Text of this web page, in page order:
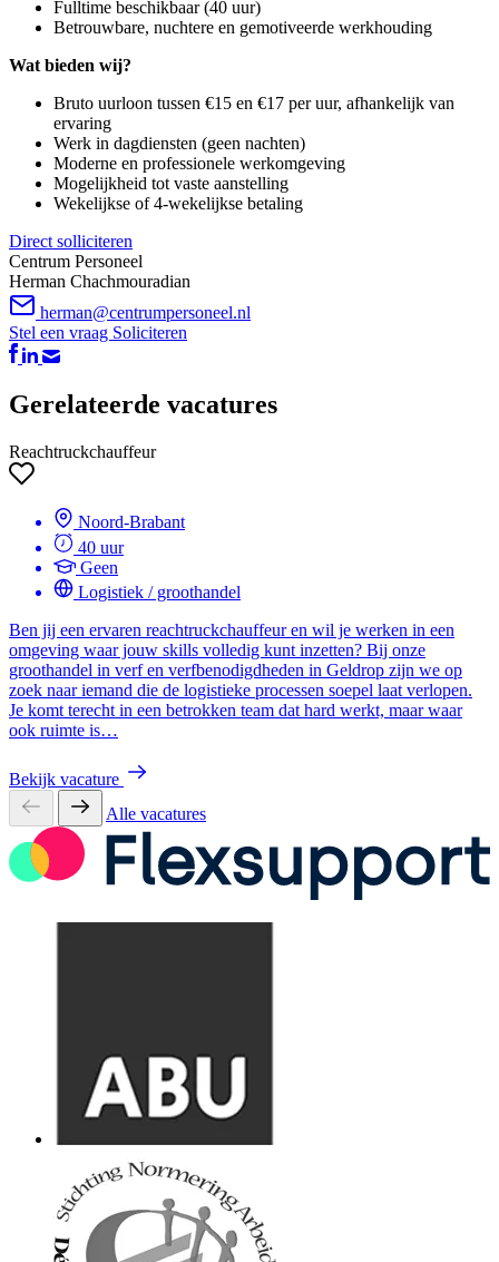
Fulltime beschikbaar (40 uur)
Betrouwbare, nuchtere en gemotiveerde werkhouding
Wat bieden wij?
Bruto uurloon tussen €15 en €17 per uur, afhankelijk van
ervaring
Werk in dagdiensten (geen nachten)
Moderne en professionele werkomgeving
Mogelijkheid tot vaste aanstelling
Wekelijkse of 4-wekelijkse betaling
Direct solliciteren
Centrum Personeel
Herman Chachmouradian
herman@centrumpersoneel.nl
Stel een vraag Soliciteren
Gerelateerde vacatures
Reachtruckchauffeur
Noord-Brabant
40 uur
Geen
Logistiek / groothandel
Ben jij een ervaren reachtruckchauffeur en wil je werken in een
omgeving waar jouw skills volledig kunt inzetten? Bij onze
groothandel in verf en verfbenodigdheden in Geldrop zijn we op
zoek naar iemand die de logistieke processen soepel laat verlopen.
Je komt terecht in een betrokken team dat hard werkt, maar waar
ook ruimte is…
Bekijk vacature
Alle vacatures